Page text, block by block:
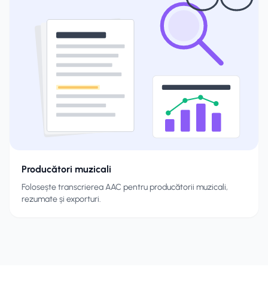
Producători muzicali
Folosește transcrierea AAC pentru producătorii muzicali,
rezumate și exporturi.